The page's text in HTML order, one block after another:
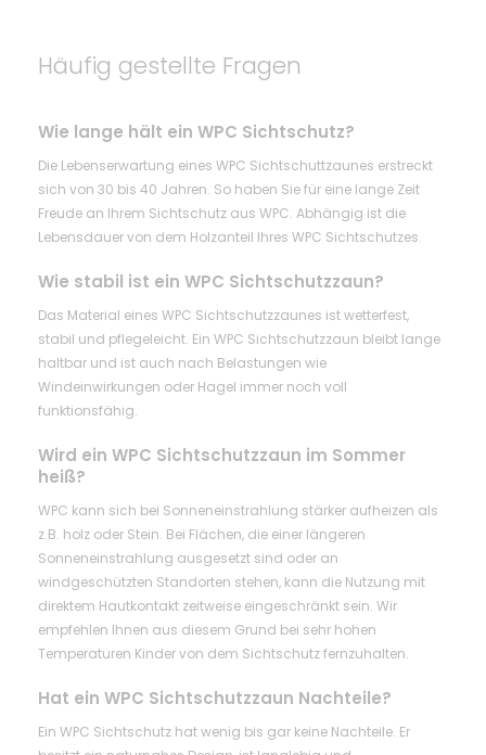
Häufig gestellte Fragen
Wie lange hält ein WPC Sichtschutz?
Die Lebenserwartung eines WPC Sichtschuttzaunes erstreckt
sich von 30 bis 40 Jahren. So haben Sie für eine lange Zeit
Freude an Ihrem Sichtschutz aus WPC. Abhängig ist die
Lebensdauer von dem Holzanteil Ihres WPC Sichtschutzes.
Wie stabil ist ein WPC Sichtschutzzaun?
Das Material eines WPC Sichtschutzzaunes ist wetterfest,
stabil und pflegeleicht. Ein WPC Sichtschutzzaun bleibt lange
haltbar und ist auch nach Belastungen wie
Windeinwirkungen oder Hagel immer noch voll
funktionsfähig.
Wird ein WPC Sichtschutzzaun im Sommer
heiß?
WPC kann sich bei Sonneneinstrahlung stärker aufheizen als
z.B. holz oder Stein. Bei Flächen, die einer längeren
Sonneneinstrahlung ausgesetzt sind oder an
windgeschützten Standorten stehen, kann die Nutzung mit
direktem Hautkontakt zeitweise eingeschränkt sein. Wir
empfehlen Ihnen aus diesem Grund bei sehr hohen
Temperaturen Kinder von dem Sichtschutz fernzuhalten.
Hat ein WPC Sichtschutzzaun Nachteile?
Ein WPC Sichtschutz hat wenig bis gar keine Nachteile. Er